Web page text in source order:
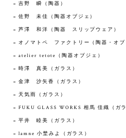
吉野 瞬（陶器）
佐野 未佳（陶器オブジェ）
芦澤 和洋（陶器 スリップウェア）
オノマトペ ファクトリー（陶器・オブ
atelier tetote（陶器オブジェ）
時澤 真美（ガラス）
金津 沙矢香（ガラス）
天気雨（ガラス）
FUKU GLASS WORKS 相馬 佳織（ガラ
平井 睦美（ガラス）
lamne 小埜みよ（ガラス）